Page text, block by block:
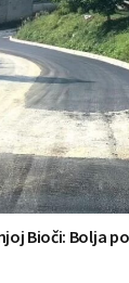
Bioči: Bolja